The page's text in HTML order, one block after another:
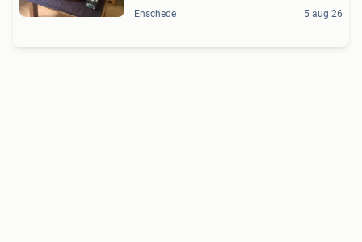
Enschede 5 aug 26